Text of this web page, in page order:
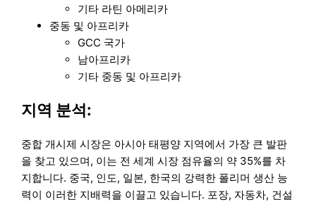
기타 라틴 아메리카
중동 및 아프리카
GCC 국가
남아프리카
기타 중동 및 아프리카
지역 분석:
중합 개시제 시장은 아시아 태평양 지역에서 가장 큰 발판
을 찾고 있으며, 이는 전 세계 시장 점유율의 약 35%를 차
지합니다. 중국, 인도, 일본, 한국의 강력한 폴리머 생산 능
력이 이러한 지배력을 이끌고 있습니다. 포장, 자동차, 건설